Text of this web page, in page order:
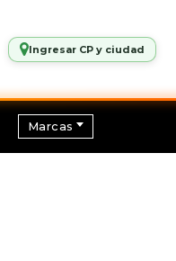
Ingresar CP y ciudad
Marcas